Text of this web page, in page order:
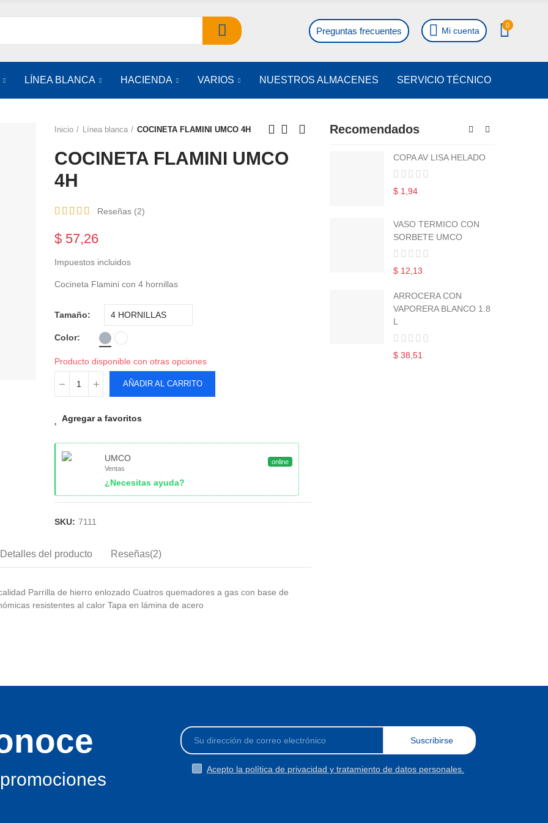
Preguntas frecuentes Mi cuenta
0
LÍNEA BLANCA HACIENDA VARIOS NUESTROS ALMACENES SERVICIO TÉCNICO
Inicio Línea blanca COCINETA FLAMINI UMCO 4H
COCINETA FLAMINI UMCO
4H
Reseñas (2)
$ 57,26
Impuestos incluidos
Cocineta Flamini con 4 hornillas
Tamaño
Color
Producto disponible con otras opciones
AÑADIR AL CARRITO
Agregar a favoritos
UMCO
Ventas
¿Necesitas ayuda?
online
SKU: 7111
Detalles del producto Reseñas(2)
Parrilla de hierro enlozado Cuatros quemadores a gas con base de
resistentes al calor Tapa en lámina de acero
Recomendados
COPA AV LISA HELADO
$ 1,94
VASO TERMICO CON
SORBETE UMCO
$ 12,13
ARROCERA CON
VAPORERA BLANCO 1.8
L
$ 38,51
Suscribirse
Acepto la política de privacidad y tratamiento de datos personales.